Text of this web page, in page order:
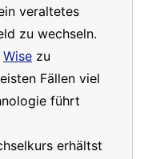
veraltetes
zu wechseln.
Wise zu
Fällen viel
führt
erhältst